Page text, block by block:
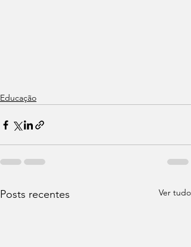
Educação
Posts recentes Ver tudo